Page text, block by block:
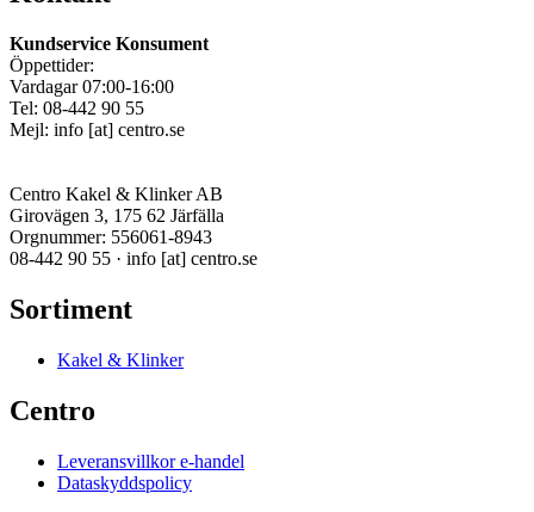
Kundservice Konsument
Öppettider:
Vardagar 07:00-16:00
Tel: 08-442 90 55
Mejl: info [at] centro.se
Centro Kakel & Klinker AB
Girovägen 3, 175 62 Järfälla
Orgnummer: 556061-8943
08-442 90 55 · info [at] centro.se
Sortiment
Kakel & Klinker
Centro
Leveransvillkor e-handel
Dataskyddspolicy